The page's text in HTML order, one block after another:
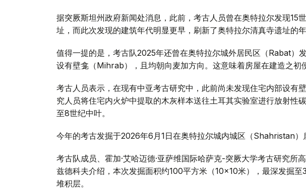
据突厥斯坦州政府新闻处消息，此前，考古人员曾在奥特拉尔发现15
址，而此次发现的建筑年代明显更早，刷新了奥特拉尔清真寺遗址的年
值得一提的是，考古队2025年还曾在奥特拉尔城外居民区（Rabat）
设有壁龛（Mihrab），且均朝向麦加方向。这意味着房屋在建造之初
考古人员表示，在现有中亚考古研究中，此前尚未发现住宅内部设有
究人员将住宅内火炉中提取的木灰样本送往土耳其实验室进行放射性
至8世纪中叶。
今年的考古发掘于2026年6月1日在奥特拉尔城内城区（Shahristan）
考古队成员、霍加·艾哈迈德·亚萨维国际哈萨克-突厥大学考古研究所
兹德科夫介绍，本次发掘面积约100平方米（10×10米），最深发掘
堆积层。